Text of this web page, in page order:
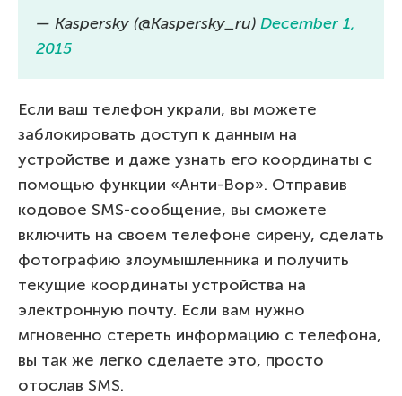
— Kaspersky (@Kaspersky_ru) December 1,
2015
Если ваш телефон украли, вы можете
заблокировать доступ к данным на
устройстве и даже узнать его координаты с
помощью функции «Анти-Вор». Отправив
кодовое SMS-сообщение, вы сможете
включить на своем телефоне сирену, сделать
фотографию злоумышленника и получить
текущие координаты устройства на
электронную почту. Если вам нужно
мгновенно стереть информацию с телефона,
вы так же легко сделаете это, просто
отослав SMS.